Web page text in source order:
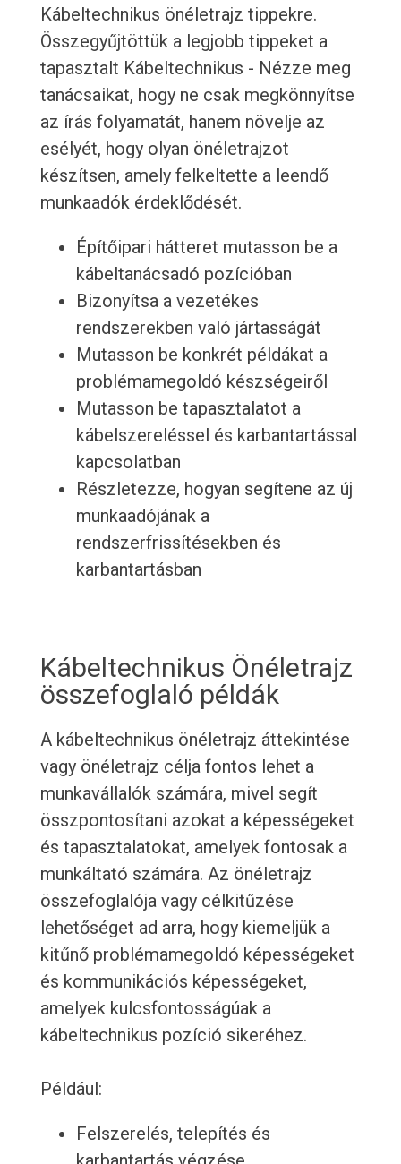
Kábeltechnikus önéletrajz tippekre.
Összegyűjtöttük a legjobb tippeket a
tapasztalt Kábeltechnikus - Nézze meg
tanácsaikat, hogy ne csak megkönnyítse
az írás folyamatát, hanem növelje az
esélyét, hogy olyan önéletrajzot
készítsen, amely felkeltette a leendő
munkaadók érdeklődését.
Építőipari hátteret mutasson be a
kábeltanácsadó pozícióban
Bizonyítsa a vezetékes
rendszerekben való jártasságát
Mutasson be konkrét példákat a
problémamegoldó készségeiről
Mutasson be tapasztalatot a
kábelszereléssel és karbantartással
kapcsolatban
Részletezze, hogyan segítene az új
munkaadójának a
rendszerfrissítésekben és
karbantartásban
Kábeltechnikus Önéletrajz
összefoglaló példák
A kábeltechnikus önéletrajz áttekintése
vagy önéletrajz célja fontos lehet a
munkavállalók számára, mivel segít
összpontosítani azokat a képességeket
és tapasztalatokat, amelyek fontosak a
munkáltató számára. Az önéletrajz
összefoglalója vagy célkitűzése
lehetőséget ad arra, hogy kiemeljük a
kitűnő problémamegoldó képességeket
és kommunikációs képességeket,
amelyek kulcsfontosságúak a
kábeltechnikus pozíció sikeréhez.
Például:
Felszerelés, telepítés és